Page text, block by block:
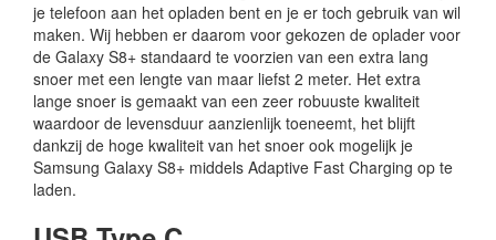
je telefoon aan het opladen bent en je er toch gebruik van wil
maken. Wij hebben er daarom voor gekozen de oplader voor
de Galaxy S8+ standaard te voorzien van een extra lang
snoer met een lengte van maar liefst 2 meter. Het extra
lange snoer is gemaakt van een zeer robuuste kwaliteit
waardoor de levensduur aanzienlijk toeneemt, het blijft
dankzij de hoge kwaliteit van het snoer ook mogelijk je
Samsung Galaxy S8+ middels Adaptive Fast Charging op te
laden.